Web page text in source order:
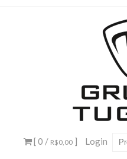
[ 0 / R$0,00 ] Login